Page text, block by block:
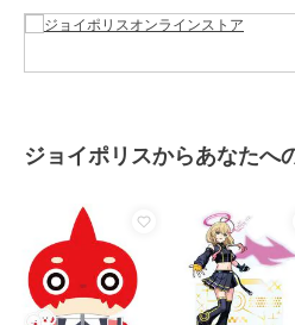
ジョイポリスからあなたへ